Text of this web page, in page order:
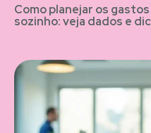
Como planejar os
sozinho: veja dados e